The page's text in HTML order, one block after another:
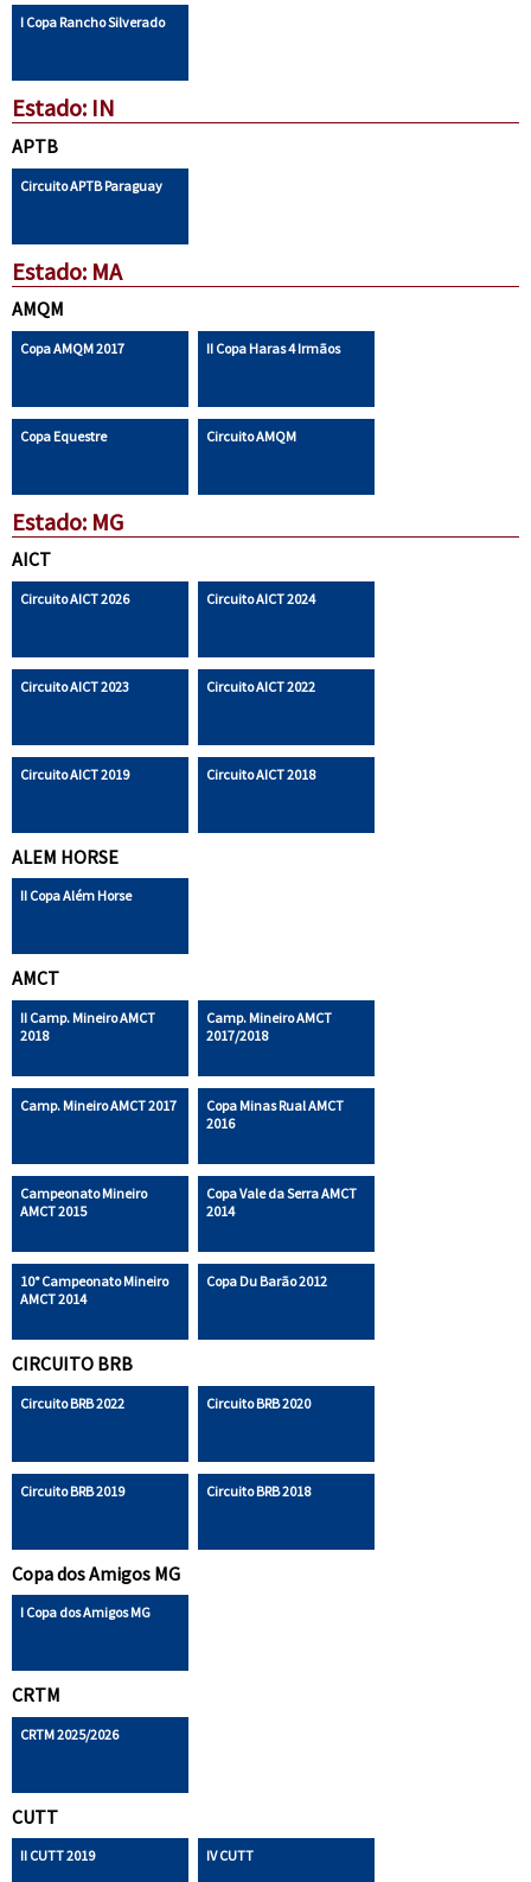
I Copa Rancho Silverado
Estado: IN
APTB
Circuito APTB Paraguay
Estado: MA
AMQM
Copa AMQM 2017 II Copa Haras 4 Irmãos
Copa Equestre Circuito AMQM
Estado: MG
AICT
Circuito AICT 2026 Circuito AICT 2024
Circuito AICT 2023 Circuito AICT 2022
Circuito AICT 2019 Circuito AICT 2018
ALEM HORSE
II Copa Além Horse
AMCT
II Camp. Mineiro AMCT
2018
Camp. Mineiro AMCT
2017/2018
Camp. Mineiro AMCT 2017
Copa Minas Rual AMCT
2016
Campeonato Mineiro
AMCT 2015
Copa Vale da Serra AMCT
2014
10° Campeonato Mineiro
AMCT 2014
Copa Du Barão 2012
CIRCUITO BRB
Circuito BRB 2022 Circuito BRB 2020
Circuito BRB 2019 Circuito BRB 2018
Copa dos Amigos MG
I Copa dos Amigos MG
CRTM
CRTM 2025/2026
CUTT
II CUTT 2019 IV CUTT